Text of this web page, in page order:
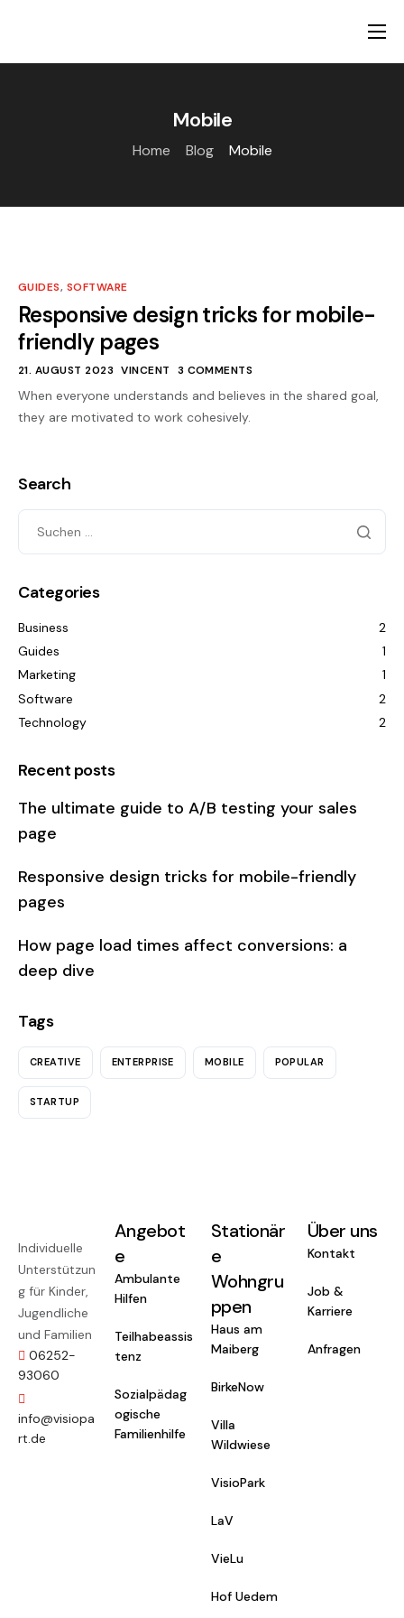
Ambulante Hilfen
Karriere
Mobile
Home Blog Mobile
GUIDES, SOFTWARE
Responsive design tricks for mobile-
friendly pages
21. AUGUST 2023 VINCENT 3 COMMENTS
When everyone understands and believes in the shared goal,
they are motivated to work cohesively.
Search
Categories
Business
2
Guides
1
Marketing
1
Software
2
Technology
2
Recent posts
The ultimate guide to A/B testing your sales
page
Responsive design tricks for mobile-friendly
pages
How page load times affect conversions: a
deep dive
Tags
CREATIVE ENTERPRISE MOBILE POPULAR
STARTUP
Individuelle
Unterstützun
g für Kinder,
Jugendliche
und Familien
06252-
93060
info@visiopa
rt.de
Angebot
e
Ambulante
Hilfen
Teilhabeassis
tenz
Sozialpädag
ogische
Familienhilfe
Stationär
e
Wohngru
ppen
Haus am
Maiberg
BirkeNow
Villa
Wildwiese
VisioPark
LaV
VieLu
Hof Uedem
Über uns
Kontakt
Job &
Karriere
Anfragen